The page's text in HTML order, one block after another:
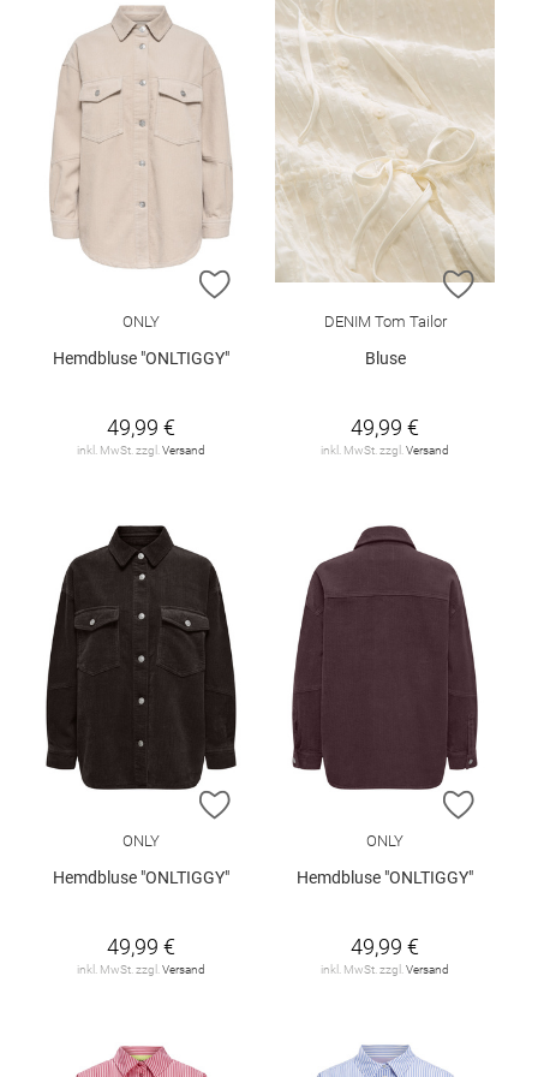
ZUR WUNSCHLISTE HINZUFÜGEN
ONLY
Hemdbluse "ONLTIGGY"
49,99 €
inkl. MwSt. zzgl. Versand
ZUR
DENIM Tom Tailor
Bluse
49,99 €
inkl. MwSt. zzgl. Versand
ZUR WUNSCHLISTE HINZUFÜGEN
ONLY
Hemdbluse "ONLTIGGY"
49,99 €
inkl. MwSt. zzgl.Versand
ZUR
ONLY
Hemdbluse "ONLTIGGY"
49,99 €
inkl. MwSt. zzgl.Versand